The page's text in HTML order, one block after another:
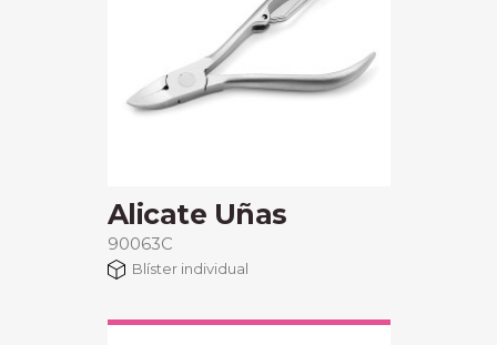
Alicate Uñas
90063C
Blíster individual